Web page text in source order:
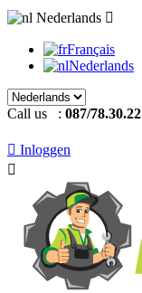
Nederlands 
Français
Nederlands
Call us : 087/78.30.22
 Inloggen
